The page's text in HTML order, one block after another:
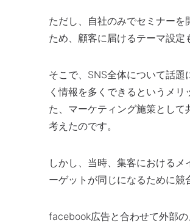
ただし、自社のみでセミナー
ため、顧客に届けるテーマ設定
そこで、SNS全体について話
く情報を多くできるというメ
た、マーケティング施策とし
考えたのです。
しかし、当時、集客における
ーゲットが同じになるために競
facebook広告と合わせて外部